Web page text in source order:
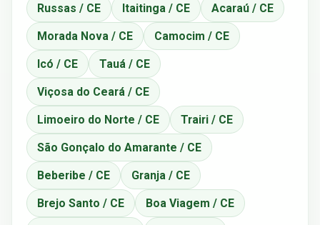
Russas / CE Itaitinga / CE Acaraú / CE
Morada Nova / CE Camocim / CE
Icó / CE Tauá / CE
Viçosa do Ceará / CE
Limoeiro do Norte / CE Trairi / CE
São Gonçalo do Amarante / CE
Beberibe / CE Granja / CE
Brejo Santo / CE Boa Viagem / CE